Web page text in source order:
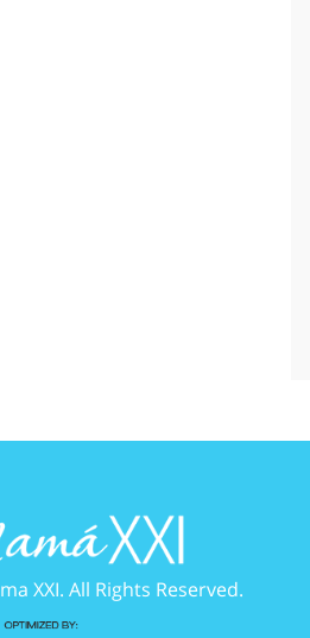
XXI. All Rights Reserved.